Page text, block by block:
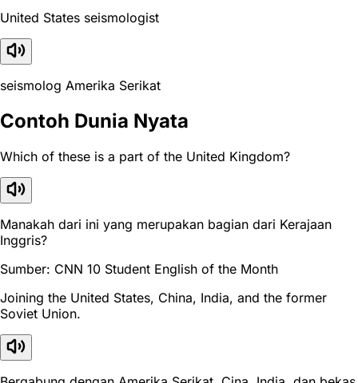
United States seismologist
seismolog Amerika Serikat
Contoh Dunia Nyata
Which of these is a part of the United Kingdom?
Manakah dari ini yang merupakan bagian dari Kerajaan
Inggris?
Sumber: CNN 10 Student English of the Month
Joining the United States, China, India, and the former
Soviet Union.